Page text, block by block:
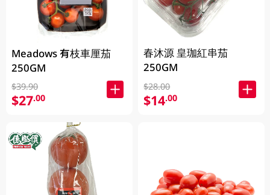
Meadows 有枝車厘茄
250GM
$39.90
$27.00
春沐源 皇珈紅串茄
250GM
$28.00
$14.00